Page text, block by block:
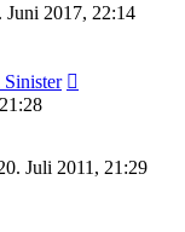
Juni 2017, 22:14
Juli 2011, 21:29